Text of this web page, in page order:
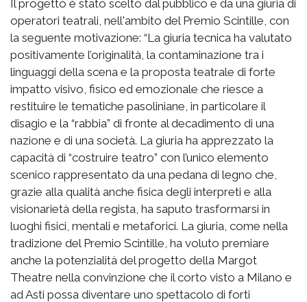
Il progetto è stato scelto dal pubblico e da una giuria di
operatori teatrali, nell'ambito del Premio Scintille, con
la seguente motivazione: “La giuria tecnica ha valutato
positivamente l’originalità, la contaminazione tra i
linguaggi della scena e la proposta teatrale di forte
impatto visivo, fisico ed emozionale che riesce a
restituire le tematiche pasoliniane, in particolare il
disagio e la “rabbia” di fronte al decadimento di una
nazione e di una società. La giuria ha apprezzato la
capacità di “costruire teatro” con l’unico elemento
scenico rappresentato da una pedana di legno che,
grazie alla qualità anche fisica degli interpreti e alla
visionarietà della regista, ha saputo trasformarsi in
luoghi fisici, mentali e metaforici. La giuria, come nella
tradizione del Premio Scintille, ha voluto premiare
anche la potenzialità del progetto della Margot
Theatre nella convinzione che il corto visto a Milano e
ad Asti possa diventare uno spettacolo di forti